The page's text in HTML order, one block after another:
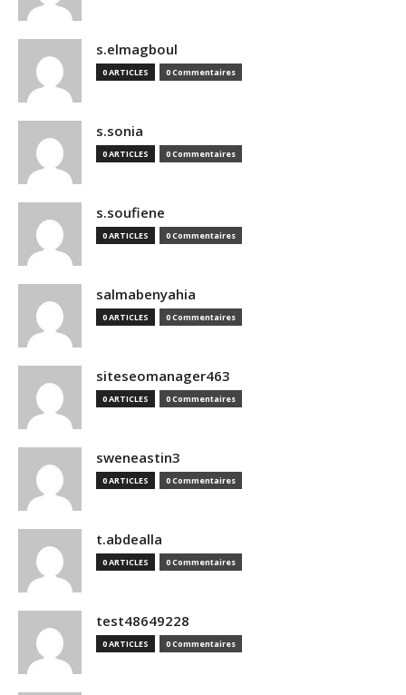
s.elmagboul
0 ARTICLES 0 Commentaires
s.sonia
0 ARTICLES 0 Commentaires
s.soufiene
0 ARTICLES 0 Commentaires
salmabenyahia
0 ARTICLES 0 Commentaires
siteseomanager463
0 ARTICLES 0 Commentaires
sweneastin3
0 ARTICLES 0 Commentaires
t.abdealla
0 ARTICLES 0 Commentaires
test48649228
0 ARTICLES 0 Commentaires